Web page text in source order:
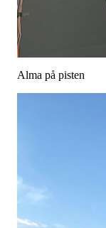
Alma på pisten